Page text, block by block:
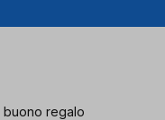
buono regalo